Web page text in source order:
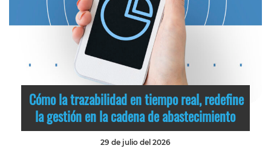
Cómo la trazabilidad en tiempo real, redefine
la gestión en la cadena de abastecimiento
29 de julio del 2026